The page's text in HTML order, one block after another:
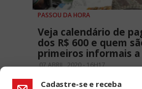
PASSOU DA HORA
Veja calendário de
dos R$ 600 e quem
primeiros informais
07 ABRIL, 2020 - 16H17
Cadastre-se e receba